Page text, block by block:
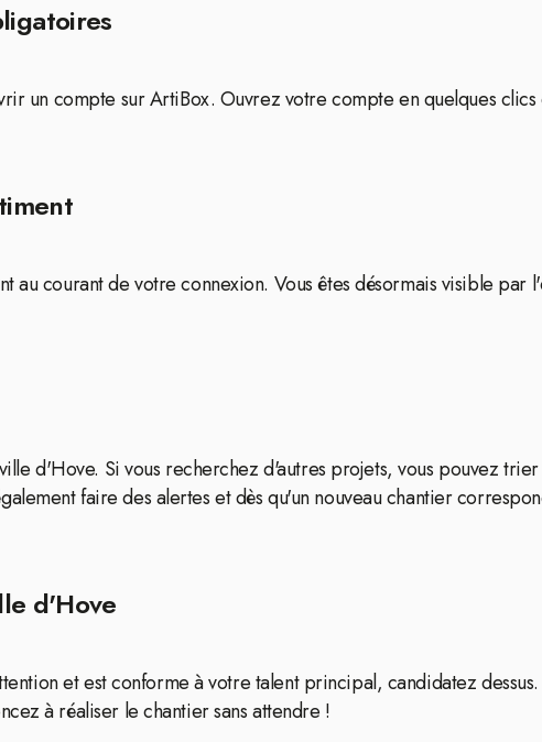
un compte sur ArtiBox. Ouvrez votre compte en quelques
courant de votre connexion. Vous êtes désormais visible par
d'Hove. Si vous recherchez d'autres projets, vous pouvez
faire des alertes et dès qu'un nouveau chantier
d'Hove
et est conforme à votre talent principal, candidatez
à réaliser le chantier sans attendre !